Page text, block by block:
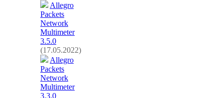
Allegro
Packets
Network
Multimeter
3.5.0
(17.05.2022)
Allegro
Packets
Network
Multimeter
3.3.0